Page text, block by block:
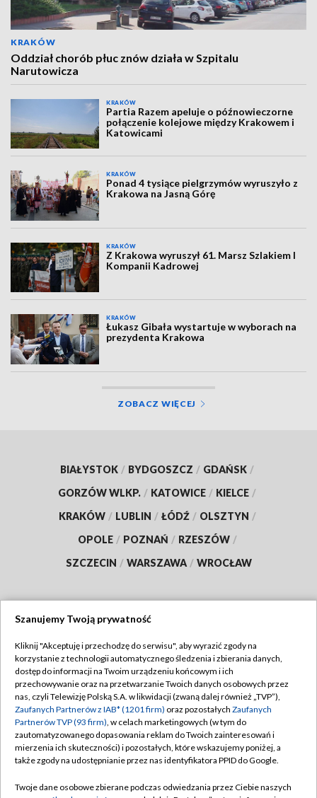
KRAKÓW
Oddział chorób płuc znów działa w Szpitalu
Narutowicza
KRAKÓW
Partia Razem apeluje o późnowieczorne
połączenie kolejowe między Krakowem i
Katowicami
KRAKÓW
Ponad 4 tysiące pielgrzymów wyruszyło z
Krakowa na Jasną Górę
KRAKÓW
Z Krakowa wyruszył 61. Marsz Szlakiem I
Kompanii Kadrowej
KRAKÓW
Łukasz Gibała wystartuje w wyborach na
prezydenta Krakowa
ZOBACZ WIĘCEJ
BIAŁYSTOK / BYDGOSZCZ / GDAŃSK /
GORZÓW WLKP. / KATOWICE / KIELCE /
KRAKÓW / LUBLIN / ŁÓDŹ / OLSZTYN /
OPOLE / POZNAŃ / RZESZÓW /
SZCZECIN / WARSZAWA / WROCŁAW
TVP
Abonament TVP
Emisja w TVP
Centrum informacji TVP
Naziemna Telewizja Cyfrowa
Regulamin TVP
Polityka prywatności
Moje zgody
Pomoc
Szanujemy Twoją prywatność
Kliknij "Akceptuję i przechodzę do serwisu", aby wyrazić zgody na
korzystanie z technologii automatycznego śledzenia i zbierania danych,
dostęp do informacji na Twoim urządzeniu końcowym i ich
przechowywanie oraz na przetwarzanie Twoich danych osobowych przez
nas, czyli Telewizję Polską S.A. w likwidacji (zwaną dalej również „TVP”),
Zaufanych Partnerów z IAB* (1201 firm) oraz pozostałych Zaufanych
Partnerów TVP (93 firm), w celach marketingowych (w tym do
zautomatyzowanego dopasowania reklam do Twoich zainteresowań i
mierzenia ich skuteczności) i pozostałych, które wskazujemy poniżej, a
także zgody na udostępnianie przez nas identyfikatora PPID do Google.
Twoje dane osobowe zbierane podczas odwiedzania przez Ciebie naszych